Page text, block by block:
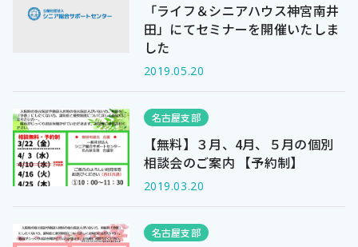
「ライフ＆シニアハウス神宮南井
田」にてセミナーを開催いたしま
した
2019.05.20
名古屋支部
【無料】３月、4月、５月の個別
相談会のご案内 【予約制】
2019.03.20
名古屋支部